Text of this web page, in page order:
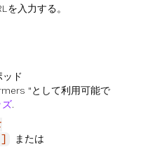
を入力する。
ド
"として利用可能で
ズ.
または